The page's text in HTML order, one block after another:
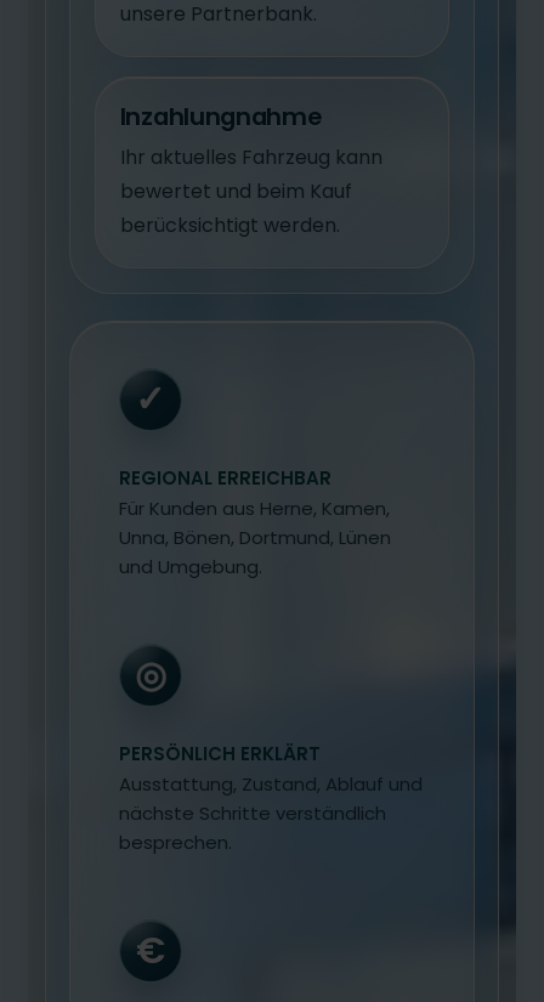
unsere Partnerbank.
Inzahlungnahme
Ihr aktuelles Fahrzeug kann
bewertet und beim Kauf
berücksichtigt werden.
✓
REGIONAL ERREICHBAR
Für Kunden aus Herne, Kamen,
Unna, Bönen, Dortmund, Lünen
und Umgebung.
◎
PERSÖNLICH ERKLÄRT
Ausstattung, Zustand, Ablauf und
nächste Schritte verständlich
besprechen.
€